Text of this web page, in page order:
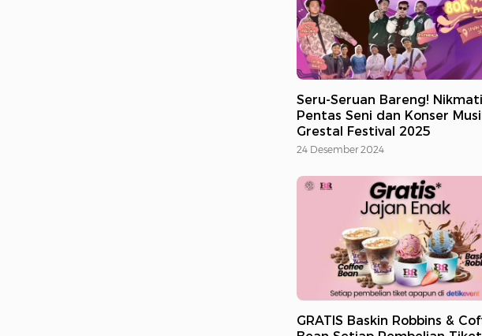
Seru-Seruan Bareng! Nikmati
Pentas Seni dan Konser
Grestal Festival 2025
24 Desember 2024
GRATIS Baskin Robbins &